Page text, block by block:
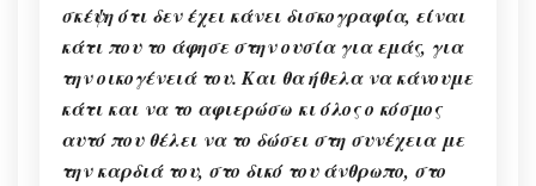
σκέψη ότι δεν έχει κάνει δισκογραφία, είναι
κάτι που το άφησε στην ουσία για εμάς, για
την οικογένειά του. Και θα ήθελα να κάνουμε
κάτι και να το αφιερώσω κι όλος ο κόσμος
αυτό που θέλει να το δώσει στη συνέχεια με
την καρδιά του, στο δικό του άνθρωπο, στο